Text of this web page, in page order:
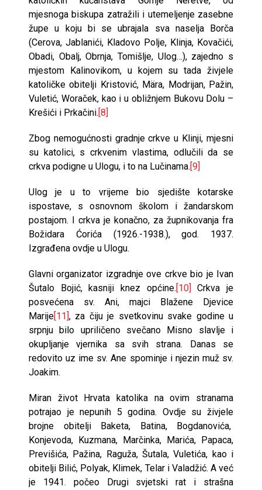
mjesnoga biskupa zatražili i utemeljenje zasebne
župe u koju bi se ubrajala sva naselja Borča
(Cerova, Jablanići, Kladovo Polje, Klinja, Kovačići,
Obadi, Obalj, Obrnja, Tomišlje, Ulog…), zajedno s
mjestom Kalinovikom, u kojem su tada živjele
katoličke obitelji Kristović, Mära, Modrijan, Pažin,
Vuletić, Woraček, kao i u obližnjem Bukovu Dolu –
Krešići i Prkačini. [8]
Zbog nemogućnosti gradnje crkve u Klinji, mjesni
su katolici, s crkvenim vlastima, odlučili da se
crkva podigne u Ulogu, i to na Lučinama. [9]
Ulog je u to vrijeme bio sjedište kotarske
ispostave, s osnovnom školom i žandarskom
postajom. I crkva je konačno, za župnikovanja fra
Božidara Ćorića (1926.-1938.), god. 1937.
Izgrađena ovdje u Ulogu.
Glavni organizator izgradnje ove crkve bio je Ivan
Šutalo Bojić, kasniji knez općine. [10]
Crkva je
posvećena sv. Ani, majci Blažene Djevice
Marije [11] , za čiju je svetkovinu svake godine u
srpnju bilo upriličeno svečano Misno slavlje i
okupljanje vjernika sa svih strana. Danas se
redovito uz ime sv. Ane spominje i njezin muž sv.
Joakim.
Miran život Hrvata katolika na ovim stranama
potrajao je nepunih 5 godina. Ovdje su živjele
brojne obitelji Baketa, Batina, Bogdanovića,
Konjevoda, Kuzmana, Marčinka, Marića, Papaca,
Previšića, Pažina, Raguža, Šutala, Vuletića, kao i
obitelji Bilić, Polyak, Klimek, Telar i Valadžić. A već
je 1941. počeo Drugi svjetski rat i strašna